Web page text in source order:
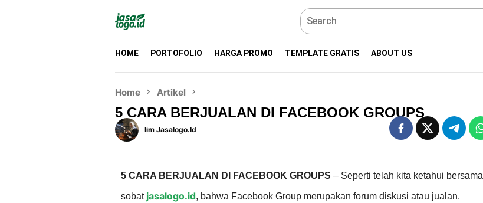
HOME PORTOFOLIO HARGA PROMO TEMPLATE GRATIS ABOUT US
Home Artikel
5 CARA BERJUALAN DI FACEBOOK GROUPS
Iim Jasalogo.id
5 CARA BERJUALAN DI FACEBOOK GROUPS – Seperti telah kita ketahui bersama
sobatjasalogo.id, bahwa Facebook Group merupakan forum diskusi atau jualan.